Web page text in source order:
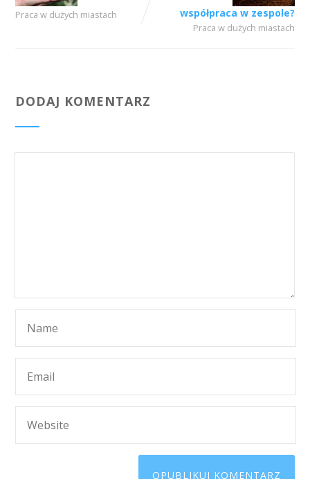
Praca w dużych miastach współpraca w zespole?
Praca w dużych miastach
DODAJ KOMENTARZ